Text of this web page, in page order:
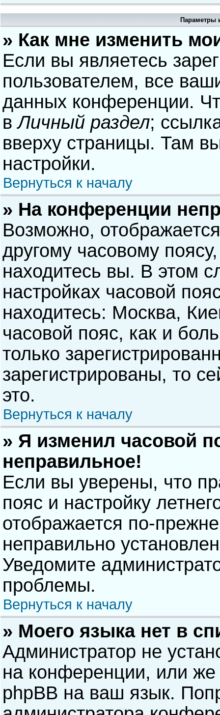
Параметры
» Как мне изменить
Если вы являетесь
пользователем, все
данных конференции.
вЛичный раздел;
вверху страницы. Там
настройки.
Вернуться к началу
» На конференции
Возможно,
другому часовому
находитесь вы. В этом
настройках часовой
находитесь: Москва,
часовой пояс, как и
только
зарегистрированы, то
это.
Вернуться к началу
» Я изменил часовой
неправильное!
Если вы уверены, что
пояс и настройку
отображается по-
неправильно
Уведомите
проблемы.
Вернуться к началу
» Моего языка нет в
Администратор не
на конференции, или же
phpBB на ваш язык.